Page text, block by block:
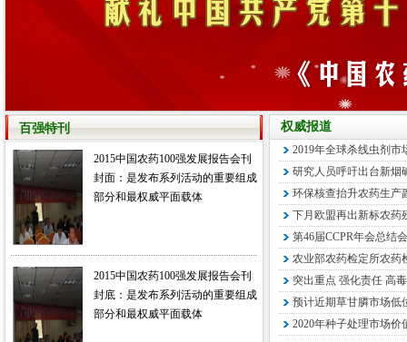
百强特刊
2015中国农药100强发展报告会刊
封面：是发布系列活动的重要组成
部分和最权威平面载体
2015中国农药100强发展报告会刊
封底：是发布系列活动的重要组成
部分和最权威平面载体
权威报道
2019年全球杀线虫剂市
研究人员呼吁出台新烟
环保核查抬升农药生产
下月欧盟再出新标农药
第46届CCPR年会总结
农业部农药检定所农药
突出重点 强化责任 高
预计近期草甘膦市场低
2020年种子处理市场价